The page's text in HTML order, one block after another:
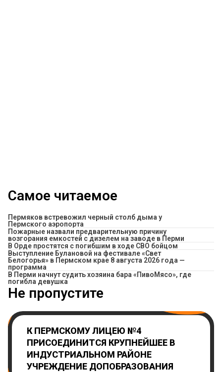
Самое читаемое
Пермяков встревожил черный столб дыма у
Пермского аэропорта
Пожарные назвали предварительную причину
возгорания емкостей с дизелем на заводе в Перми
В Орде простятся с погибшим в ходе СВО бойцом
Выступление Булановой на фестивале «Свет
Белогорья» в Пермском крае 8 августа 2026 года —
программа
​В Перми начнут судить хозяина бара «ПивоМясо», где
погибла девушка
Не пропустите
К ПЕРМСКОМУ ЛИЦЕЮ №4
ПРИСОЕДИНИТСЯ КРУПНЕЙШЕЕ В
ИНДУСТРИАЛЬНОМ РАЙОНЕ
УЧРЕЖДЕНИЕ ДОПОБРАЗОВАНИЯ